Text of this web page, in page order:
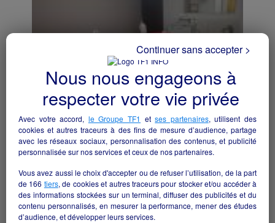
INTITUT DE BEAUTE
Puiseaux - 45390
Bien-être/beauté collectivite
Nous nous engageons à
respecter votre vie privée
Avec votre accord, le Groupe TF1 etses partenaires, utilisent des
cookies et autres traceurs à des fins de mesure d’audience, partage
avec les réseaux sociaux, personnalisation des contenus, et publicité
personnalisée sur nos services et ceux de nos partenaires.
Vous avez aussi le choix d'accepter ou de refuser l’utilisation, de la part
de 166 tiers, de cookies et autres traceurs pour stocker et/ou accéder à
des informations stockées sur un terminal, diffuser des publicités et du
contenu personnalisés, en mesurer la performance, mener des études
d’audience, et développer leurs services.
Continuer sans accepter >